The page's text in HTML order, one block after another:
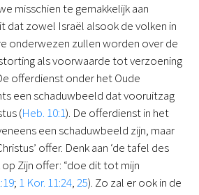
misschien te gemakkelijk aan
dat zowel Israël alsook de volken in
onderwezen zullen worden over de
als voorwaarde tot verzoening
offerdienst onder het Oude
een schaduwbeeld dat vooruitzag
(Heb. 10:1). De offerdienst in het
een schaduwbeeld zijn, maar
offer. Denk aan ‘de tafel des
Zijn offer: “doe dit tot mijn
; 1 Kor. 11:24,25). Zo zal er ook in de